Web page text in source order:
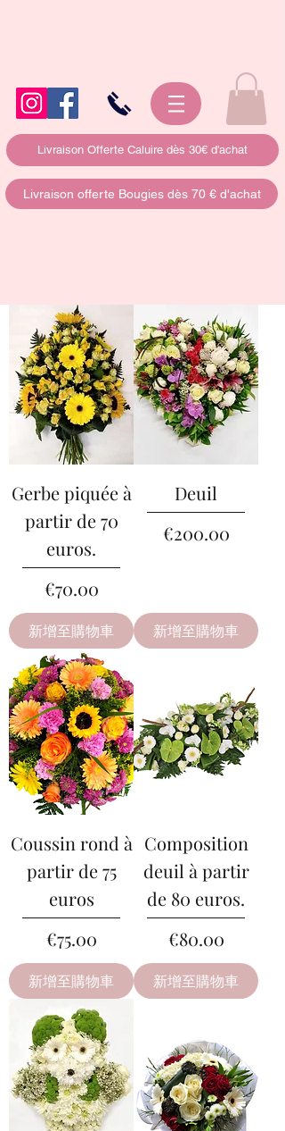
Livraison Offerte Caluire dès 30€ d'achat
Livraison offerte Bougies dès 70 € d'achat
Gerbe piquée à
partir de 70
euros.
價格
€70.00
新增至購物車
Deuil
價格
€200.00
新增至購物車
Coussin rond à
partir de 75
euros
價格
€75.00
新增至購物車
Composition
deuil à partir
de 80 euros.
價格
€80.00
新增至購物車